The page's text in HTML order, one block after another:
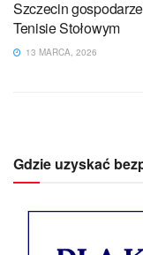
Szczecin
Tenisie Stołowym
13 MARCA, 2026
Gdzie uzyskać